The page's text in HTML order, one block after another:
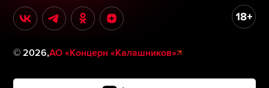
©2026,АО «Концерн «Калашников»